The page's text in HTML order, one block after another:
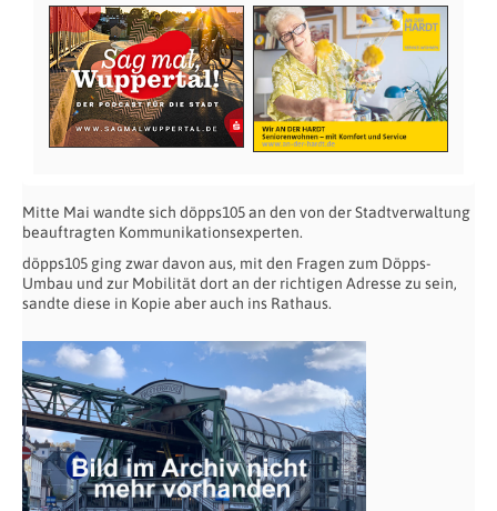
Mitte Mai wandte sich döpps105 an den von der Stadtverwaltung
beauftragten Kommunikationsexperten.
döpps105 ging zwar davon aus, mit den Fragen zum Döpps-
Umbau und zur Mobilität dort an der richtigen Adresse zu sein,
sandte diese in Kopie aber auch ins Rathaus.